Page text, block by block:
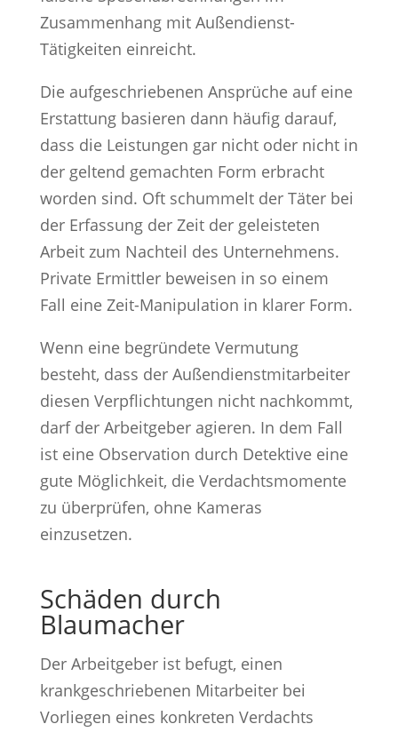
Zusammenhang mit Außendienst-
Tätigkeiten einreicht.
Die aufgeschriebenen Ansprüche auf eine
Erstattung basieren dann häufig darauf,
dass die Leistungen gar nicht oder nicht in
der geltend gemachten Form erbracht
worden sind. Oft schummelt der Täter bei
der Erfassung der Zeit der geleisteten
Arbeit zum Nachteil des Unternehmens.
Private Ermittler beweisen in so einem
Fall eine Zeit-Manipulation in klarer Form.
Wenn eine begründete Vermutung
besteht, dass der Außendienstmitarbeiter
diesen Verpflichtungen nicht nachkommt,
darf der Arbeitgeber agieren. In dem Fall
ist eine Observation durch Detektive eine
gute Möglichkeit, die Verdachtsmomente
zu überprüfen, ohne Kameras
einzusetzen.
Schäden durch
Blaumacher
Der Arbeitgeber ist befugt, einen
krankgeschriebenen Mitarbeiter bei
Vorliegen eines konkreten Verdachts